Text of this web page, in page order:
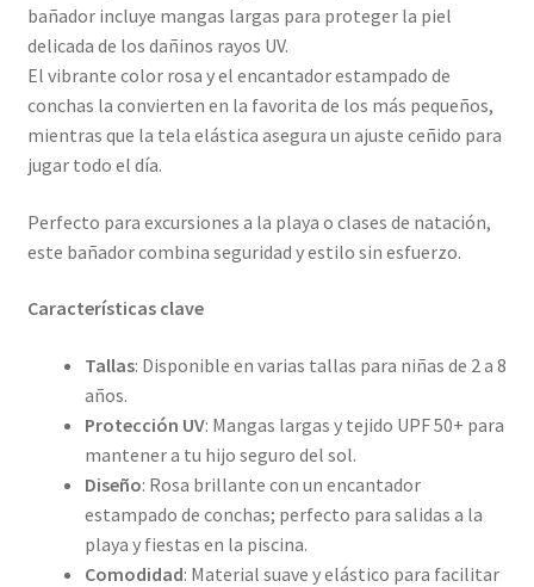
bañador incluye mangas largas para proteger la piel
delicada de los dañinos rayos UV.
El vibrante color rosa y el encantador estampado de
conchas la convierten en la favorita de los más pequeños,
mientras que la tela elástica asegura un ajuste ceñido para
jugar todo el día.
Perfecto para excursiones a la playa o clases de natación,
este bañador combina seguridad y estilo sin esfuerzo.
Características clave
Tallas: Disponible en varias tallas para niñas de 2 a 8
años.
Protección UV: Mangas largas y tejido UPF 50+ para
mantener a tu hijo seguro del sol.
Diseño: Rosa brillante con un encantador
estampado de conchas; perfecto para salidas a la
playa y fiestas en la piscina.
Comodidad: Material suave y elástico para facilitar